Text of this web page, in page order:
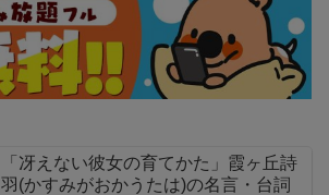
「冴えない彼女の育てかた」霞ヶ丘詩
羽(かすみがおかうたは)の名言・台詞